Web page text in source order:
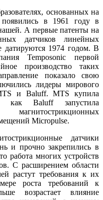
основанных на
появились в 1961 го­ду в
А первые патенты на
датчиков линейных
1974 годом. В
Temposonic первой
производство таких
показало свою
лидеры мирового
и Baluff. MTS купила
как Ba­luff запустила
Micropulse.
датчики
и прочно закрепились в
работа многих устройств
С расширением области
растут требования к их
роста требований к
возрастает влияние